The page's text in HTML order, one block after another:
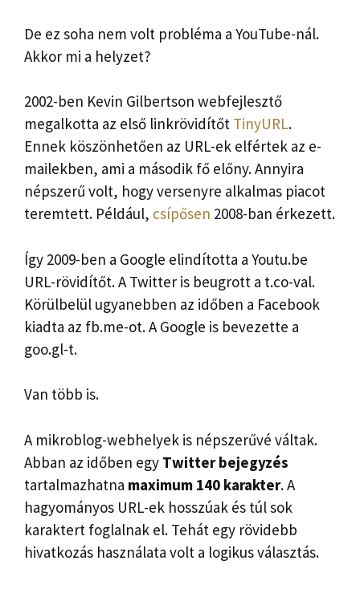
De ez soha nem volt probléma a YouTube-nál.
Akkor mi a helyzet?
2002-ben Kevin Gilbertson webfejlesztő
megalkotta az első linkrövidítőt TinyURL.
Ennek köszönhetően az URL-ek elfértek az e-
mailekben, ami a második fő előny. Annyira
népszerű volt, hogy versenyre alkalmas piacot
teremtett. Például, csípősen 2008-ban érkezett.
Így 2009-ben a Google elindította a Youtu.be
URL-rövidítőt. A Twitter is beugrott a t.co-val.
Körülbelül ugyanebben az időben a Facebook
kiadta az fb.me-ot. A Google is bevezette a
goo.gl-t.
Van több is.
A mikroblog-webhelyek is népszerűvé váltak.
Abban az időben egy Twitter bejegyzés
tartalmazhatna maximum 140 karakter. A
hagyományos URL-ek hosszúak és túl sok
karaktert foglalnak el. Tehát egy rövidebb
hivatkozás használata volt a logikus választás.